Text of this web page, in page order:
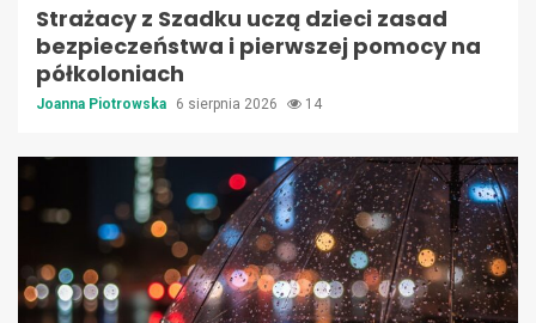
Strażacy z Szadku uczą dzieci zasad
bezpieczeństwa i pierwszej pomocy na
półkoloniach
Joanna Piotrowska 6 sierpnia 2026 14